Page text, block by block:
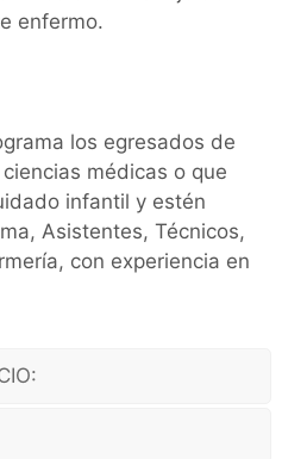
enfermo.
los egresados de
médicas o que
infantil y estén
Asistentes, Técnicos,
con experiencia en